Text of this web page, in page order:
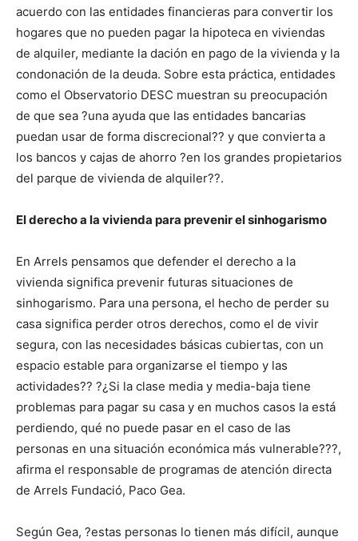
acuerdo con las entidades financieras para convertir los
hogares que no pueden pagar la hipoteca en viviendas
de alquiler, mediante la dación en pago de la vivienda y la
condonación de la deuda. Sobre esta práctica, entidades
como el Observatorio DESC muestran su preocupación
de que sea ?una ayuda que las entidades bancarias
puedan usar de forma discrecional?? y que convierta a
los bancos y cajas de ahorro ?en los grandes propietarios
del parque de vivienda de alquiler??.
El derecho a la vivienda para prevenir el sinhogarismo
En Arrels pensamos que defender el derecho a la
vivienda significa prevenir futuras situaciones de
sinhogarismo. Para una persona, el hecho de perder su
casa significa perder otros derechos, como el de vivir
segura, con las necesidades básicas cubiertas, con un
espacio estable para organizarse el tiempo y las
actividades?? ?¿Si la clase media y media-baja tiene
problemas para pagar su casa y en muchos casos la está
perdiendo, qué no puede pasar en el caso de las
personas en una situación económica más vulnerable???,
afirma el responsable de programas de atención directa
de Arrels Fundació, Paco Gea.
Según Gea, ?estas personas lo tienen más difícil, aunque